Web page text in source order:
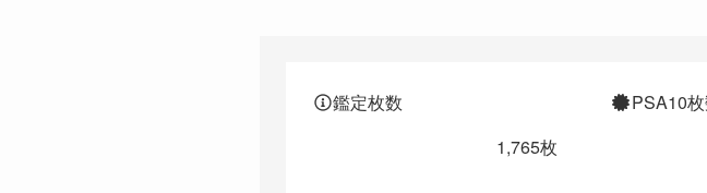
2026/1/19
鑑定枚数
1,765枚
PSA10